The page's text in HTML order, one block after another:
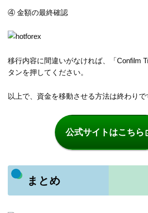
④ 金額の最終確認
移行内容に間違いがなければ、「Confilm
タンを押してください。
以上で、資金を移動させる方法は終わりで
公式サイトはこちら
まとめ